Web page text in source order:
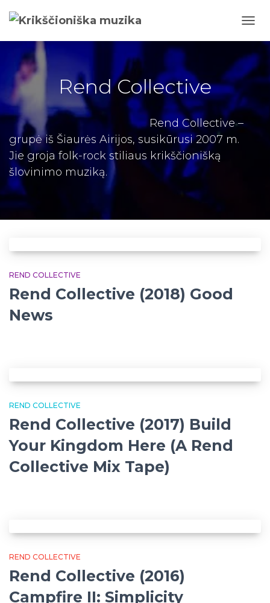
Rend Collective
Rend Collective –
grupė iš Šiaurės Airijos, susikūrusi 2007 m.
Jie groja folk-rock stiliaus krikščionišką
šlovinimo muziką.
REND COLLECTIVE
Rend Collective (2018) Good
News
REND COLLECTIVE
Rend Collective (2017) Build
Your Kingdom Here (A Rend
Collective Mix Tape)
REND COLLECTIVE
Rend Collective (2016)
Campfire II: Simplicity